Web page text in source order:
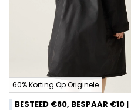
60% Korting Op Originele
BESTEED €80, BESPAAR €10 |